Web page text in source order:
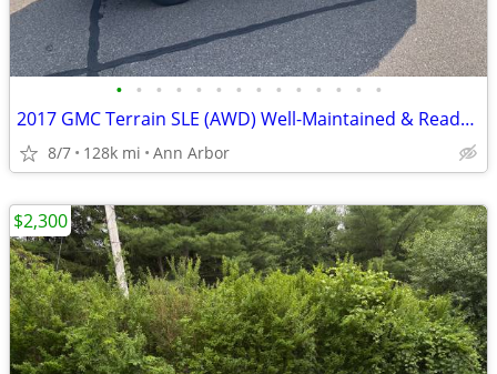
• • • • • • • • • • • • • •
2017 GMC Terrain SLE (AWD) Well-Maintained & Ready to Drive!
8/7 128k mi Ann Arbor
$2,300